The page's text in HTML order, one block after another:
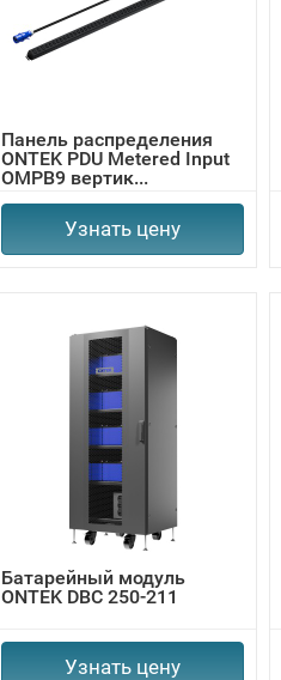
Панель распределения
ONTEK PDU Metered Input
ОМРВ9 вертик...
Узнать цену
Батарейный модуль
ONTEK DBC 250-211
Узнать цену